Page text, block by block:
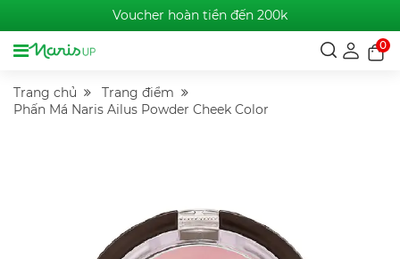
Voucher hoàn tiền đến 200k
0
Trang chủ
Trang điểm
Phấn Má Naris Ailus Powder Cheek Color